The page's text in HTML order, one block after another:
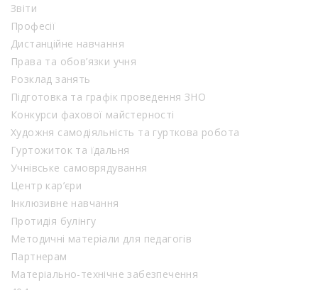
Звіти
Професії
Дистанційне навчання
Права та обов’язки учня
Розклад занять
Підготовка та графік проведення ЗНО
Конкурси фахової майстерності
Художня самодіяльність та гурткова робота
Гуртожиток та їдальня
Учнівське самоврядування
Центр кар’єри
Інклюзивне навчання
Протидія булінгу
Методичні матеріали для педагогів
Партнерам
Матеріально-технічне забезпечення